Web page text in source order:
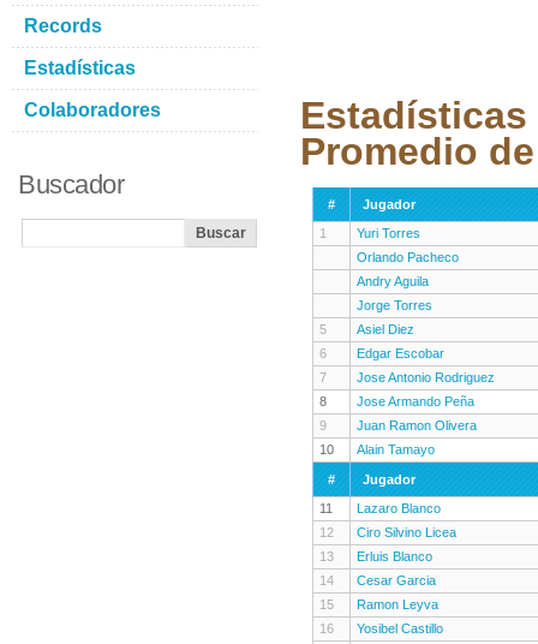
Promedio
#
Jugador
1
Yuri Torres
Orlando Pacheco
Andry Aguila
Jorge Torres
5
Asiel Diez
6
Edgar Escobar
7
Jose Antonio Rodriguez
8
Jose Armando Peña
9
Juan Ramon Olivera
10
Alain Tamayo
#
Jugador
11
Lazaro Blanco
12
Ciro Silvino Licea
13
Erluis Blanco
14
Cesar Garcia
15
Ramon Leyva
16
Yosibel Castillo
Records
Estadísticas
Colaboradores
Buscador